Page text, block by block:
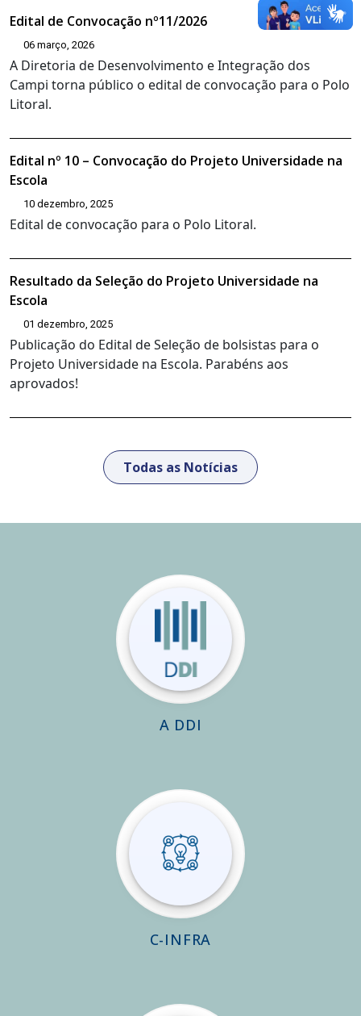
Edital de Convocação nº11/2026
06 março, 2026
A Diretoria de Desenvolvimento e Integração dos
Campi torna público o edital de convocação para o Polo
Litoral.
Edital nº 10 – Convocação do Projeto Universidade na
Escola
10 dezembro, 2025
Edital de convocação para o Polo Litoral.
Resultado da Seleção do Projeto Universidade na
Escola
01 dezembro, 2025
Publicação do Edital de Seleção de bolsistas para o
Projeto Universidade na Escola. Parabéns aos
aprovados!
Todas as Notícias
A DDI
C-INFRA